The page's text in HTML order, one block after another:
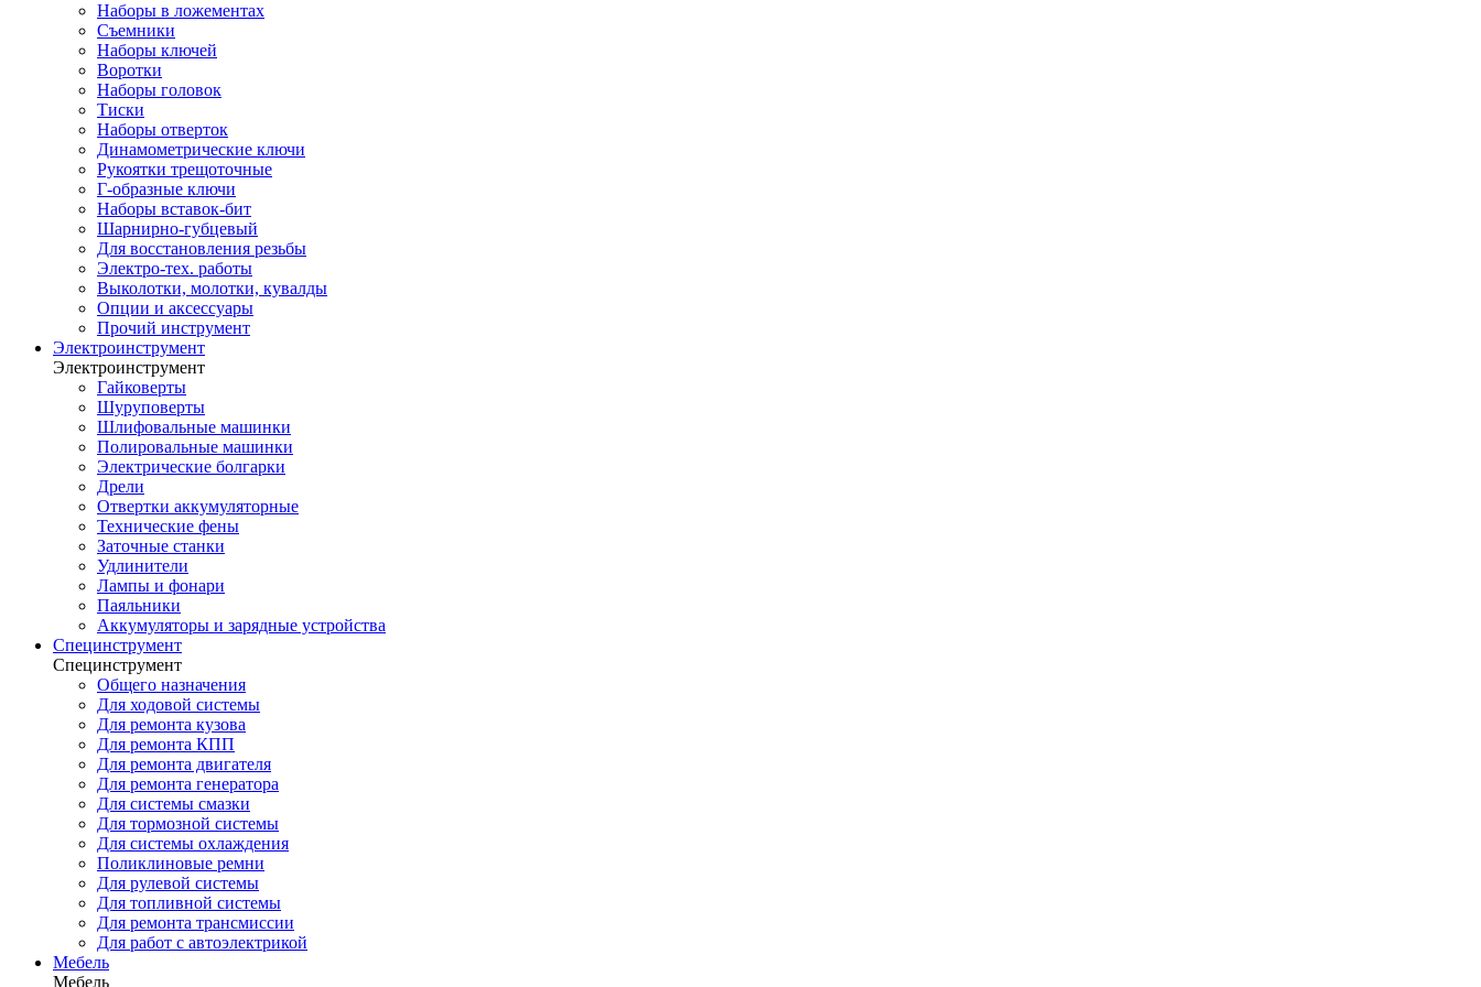
Наборы в ложементах
Съемники
Наборы ключей
Воротки
Наборы головок
Тиски
Наборы отверток
Динамометрические ключи
Рукоятки трещоточные
Г-образные ключи
Наборы вставок-бит
Шарнирно-губцевый
Для восстановления резьбы
Электро-тех. работы
Выколотки, молотки, кувалды
Опции и аксессуары
Прочий инструмент
Электроинструмент
Электроинструмент
Гайковерты
Шуруповерты
Шлифовальные машинки
Полировальные машинки
Электрические болгарки
Дрели
Отвертки аккумуляторные
Технические фены
Заточные станки
Удлинители
Лампы и фонари
Паяльники
Аккумуляторы и зарядные устройства
Специнструмент
Специнструмент
Общего назначения
Для ходовой системы
Для ремонта кузова
Для ремонта КПП
Для ремонта двигателя
Для ремонта генератора
Для системы смазки
Для тормозной системы
Для системы охлаждения
Поликлиновые ремни
Для рулевой системы
Для топливной системы
Для ремонта трансмиссии
Для работ с автоэлектрикой
Мебель
Мебель